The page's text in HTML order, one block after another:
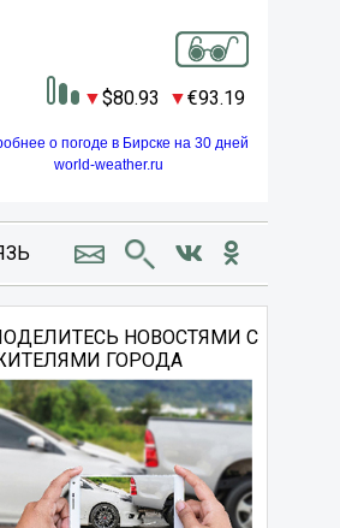
80.93 93.19
о погоде в Бирске на 30 дней
world-weather.ru
НОВОСТЯМИ С
ГОРОДА